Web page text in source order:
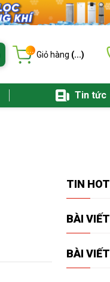
... Giỏ hàng (...)
Tin tức
TIN HOT
BÀI VIẾT
BÀI VIẾT